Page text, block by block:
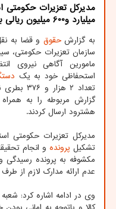
مدیرکل تعزیرات حکومتی
میلیارد و600 میلیون ریالی برای قاچاق نوشیدنی آگاهی داد.
به گزارشحقوق و قضا به
سازمان تعزیرات حکومتی،
مامورین آگاهی نیروی
استحفاظی خود به یک
تعداد ۲
گزارش مربوطه را به همراه
هشترود ارسال کردند.
مدیرکل تعزیرات حکومتی
تشکیل پرونده و انجام
مکشوفه به پرونده رسیدگی
عدم ارائه مدارک لازم از
وی در ادامه اشاره کرد: